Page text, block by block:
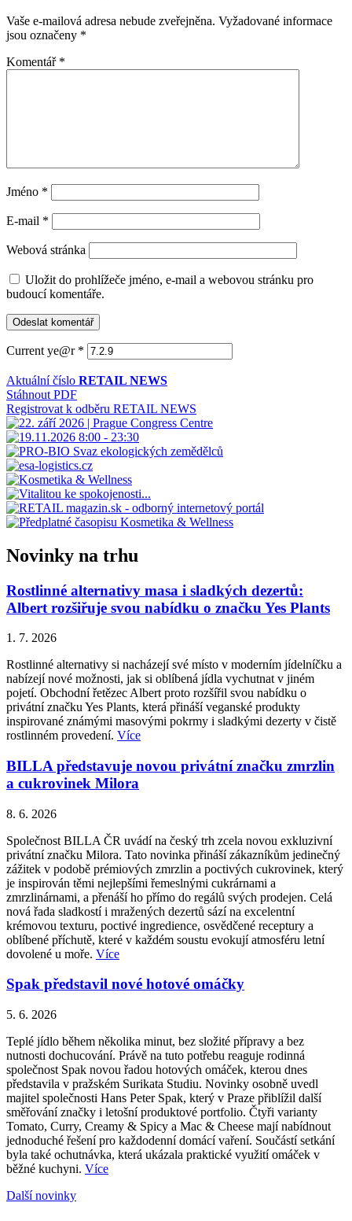
Vaše e-mailová adresa nebude zveřejněna. Vyžadované informace
jsou označeny *
Komentář *
Jméno *
E-mail *
Webová stránka
Uložit do prohlížeče jméno, e-mail a webovou stránku pro
budoucí komentáře.
Current ye@r *
Aktuální číslo RETAIL NEWS
Stáhnout PDF
Registrovat k odběru RETAIL NEWS
Novinky na trhu
Rostlinné alternativy masa i sladkých dezertů:
Albert rozšiřuje svou nabídku o značku Yes Plants
1. 7. 2026
Rostlinné alternativy si nacházejí své místo v moderním jídelníčku a
nabízejí nové možnosti, jak si oblíbená jídla vychutnat v jiném
pojetí. Obchodní řetězec Albert proto rozšířil svou nabídku o
privátní značku Yes Plants, která přináší veganské produkty
inspirované známými masovými pokrmy i sladkými dezerty v čistě
rostlinném provedení. Více
BILLA představuje novou privátní značku zmrzlin
a cukrovinek Milora
8. 6. 2026
Společnost BILLA ČR uvádí na český trh zcela novou exkluzivní
privátní značku Milora. Tato novinka přináší zákazníkům jedinečný
zážitek v podobě prémiových zmrzlin a poctivých cukrovinek, který
je inspirován těmi nejlepšími řemeslnými cukrárnami a
zmrzlinárnami, a přenáší ho přímo do regálů svých prodejen. Celá
nová řada sladkostí i mražených dezertů sází na excelentní
krémovou texturu, poctivé ingredience, osvědčené receptury a
oblíbené příchutě, které v každém soustu evokují atmosféru letní
dovolené u moře. Více
Spak představil nové hotové omáčky
5. 6. 2026
Teplé jídlo během několika minut, bez složité přípravy a bez
nutnosti dochucování. Právě na tuto potřebu reaguje rodinná
společnost Spak novou řadou hotových omáček, kterou dnes
představila v pražském Surikata Studiu. Novinky osobně uvedl
majitel společnosti Hans Peter Spak, který v Praze přiblížil další
směřování značky i letošní produktové portfolio. Čtyři varianty
Tomato, Curry, Creamy & Spicy a Mac & Cheese mají nabídnout
jednoduché řešení pro každodenní domácí vaření. Součástí setkání
byla také ochutnávka, která ukázala praktické využití omáček v
běžné kuchyni. Více
Další novinky